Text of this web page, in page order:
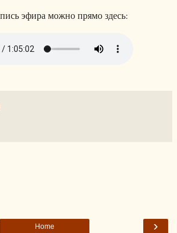
эфира можно прямо здесь:
›
Home